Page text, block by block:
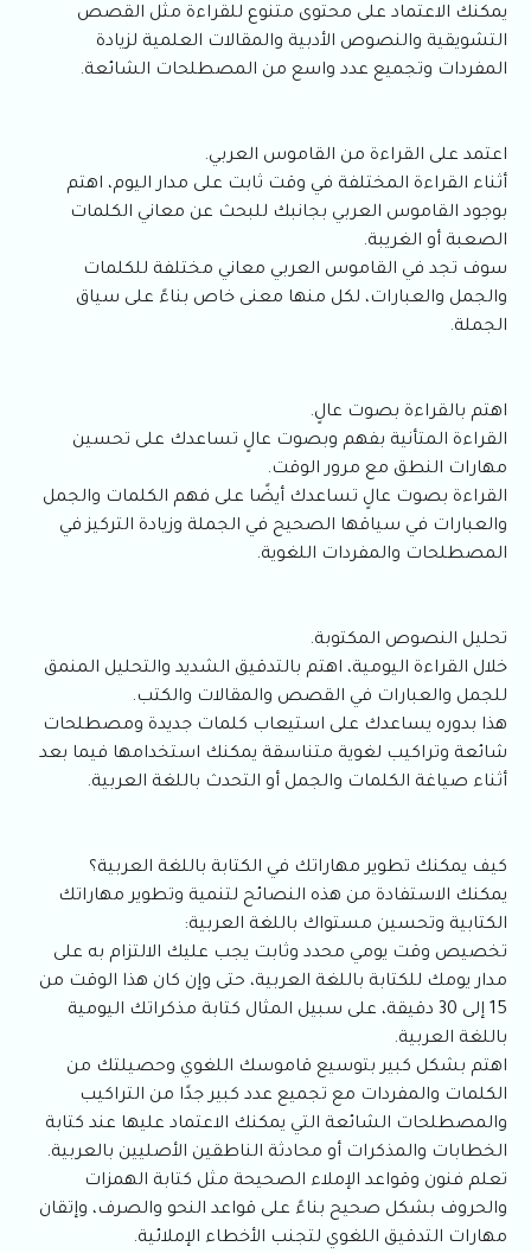
يمكنك الاعتماد على محتوى متنوع للقراءة مثل القصص
التشويقية والنصوص الأدبية والمقالات العلمية لزيادة
المفردات وتجميع عدد واسع من المصطلحات الشائعة.
اعتمد على القراءة من القاموس العربي.
أثناء القراءة المختلفة في وقت ثابت على مدار اليوم، اهتم
بوجود القاموس العربي بجانبك للبحث عن معاني الكلمات
الصعبة أو الغريبة.
سوف تجد في القاموس العربي معاني مختلفة للكلمات
والجمل والعبارات، لكل منها معنى خاص بناءً على سياق
الجملة.
اهتم بالقراءة بصوت عالٍ.
القراءة المتأنية بفهم وبصوت عالٍ تساعدك على تحسين
مهارات النطق مع مرور الوقت.
القراءة بصوت عالٍ تساعدك أيضًا على فهم الكلمات والجمل
والعبارات في سياقها الصحيح في الجملة وزيادة التركيز في
المصطلحات والمفردات اللغوية.
تحليل النصوص المكتوبة.
خلال القراءة اليومية، اهتم بالتدقيق الشديد والتحليل المنمق
للجمل والعبارات في القصص والمقالات والكتب.
هذا بدوره يساعدك على استيعاب كلمات جديدة ومصطلحات
شائعة وتراكيب لغوية متناسقة يمكنك استخدامها فيما بعد
أثناء صياغة الكلمات والجمل أو التحدث باللغة العربية.
كيف يمكنك تطوير مهاراتك في الكتابة باللغة العربية؟
يمكنك الاستفادة من هذه النصائح لتنمية وتطوير مهاراتك
الكتابية وتحسين مستواك باللغة العربية:
تخصيص وقت يومي محدد وثابت يجب عليك الالتزام به على
مدار يومك للكتابة باللغة العربية، حتى وإن كان هذا الوقت من
15 إلى 30 دقيقة، على سبيل المثال كتابة مذكراتك اليومية
باللغة العربية.
اهتم بشكل كبير بتوسيع قاموسك اللغوي وحصيلتك من
الكلمات والمفردات مع تجميع عدد كبير جدًا من التراكيب
والمصطلحات الشائعة التي يمكنك الاعتماد عليها عند كتابة
الخطابات والمذكرات أو محادثة الناطقين الأصليين بالعربية.
تعلم فنون وقواعد الإملاء الصحيحة مثل كتابة الهمزات
والحروف بشكل صحيح بناءً على قواعد النحو والصرف، وإتقان
مهارات التدقيق اللغوي لتجنب الأخطاء الإملائية.